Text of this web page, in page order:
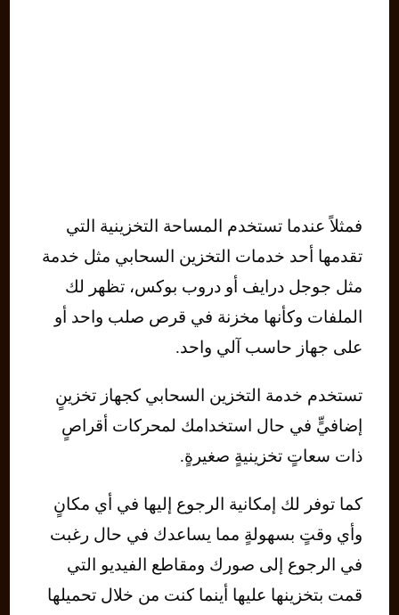
فمثلاً عندما تستخدم المساحة التخزينية التي
تقدمها أحد خدمات التخزين السحابي مثل خدمة
مثل جوجل درايف أو دروب بوكس، تظهر لك
الملفات وكأنها مخزنة في قرص صلب واحد أو
على جهاز حاسب آلي واحد.
تستخدم خدمة التخزين السحابي كجهاز تخزينٍ
إضافيٍّ في حال استخدامك لمحركات أقراصٍ
ذات سعاتٍ تخزينيةٍ صغيرةٍ.
كما توفر لك إمكانية الرجوع إليها في أي مكانٍ
وأي وقتٍ بسهولةٍ مما يساعدك في حال رغبت
في الرجوع إلى صورك ومقاطع الفيديو التي
قمت بتخزينها عليها أينما كنت من خلال تحميلها